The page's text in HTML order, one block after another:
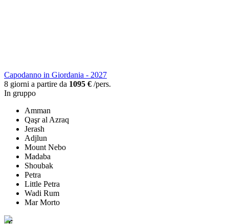
Capodanno in Giordania - 2027
8 giorni a partire da 1095 € /pers.
In gruppo
Amman
Qaşr al Azraq
Jerash
Adjlun
Mount Nebo
Madaba
Shoubak
Petra
Little Petra
Wadi Rum
Mar Morto